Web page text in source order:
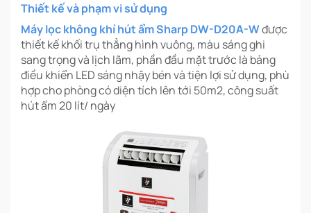
Thiết kế và phạm vi sử dụng
Máy lọc không khí hút ẩm Sharp DW-D20A-Wđược
thiết kế khối trụ thẳng hình vuông, màu sáng ghi
sang trọng và lịch lãm, phần đầu mặt trước là bảng
điều khiển LED sáng nhậy bén và tiện lợi sử dụng, phù
hợp cho phòng có diện tích lên tới 50m2, công suất
hút ẩm 20 lít/ ngày